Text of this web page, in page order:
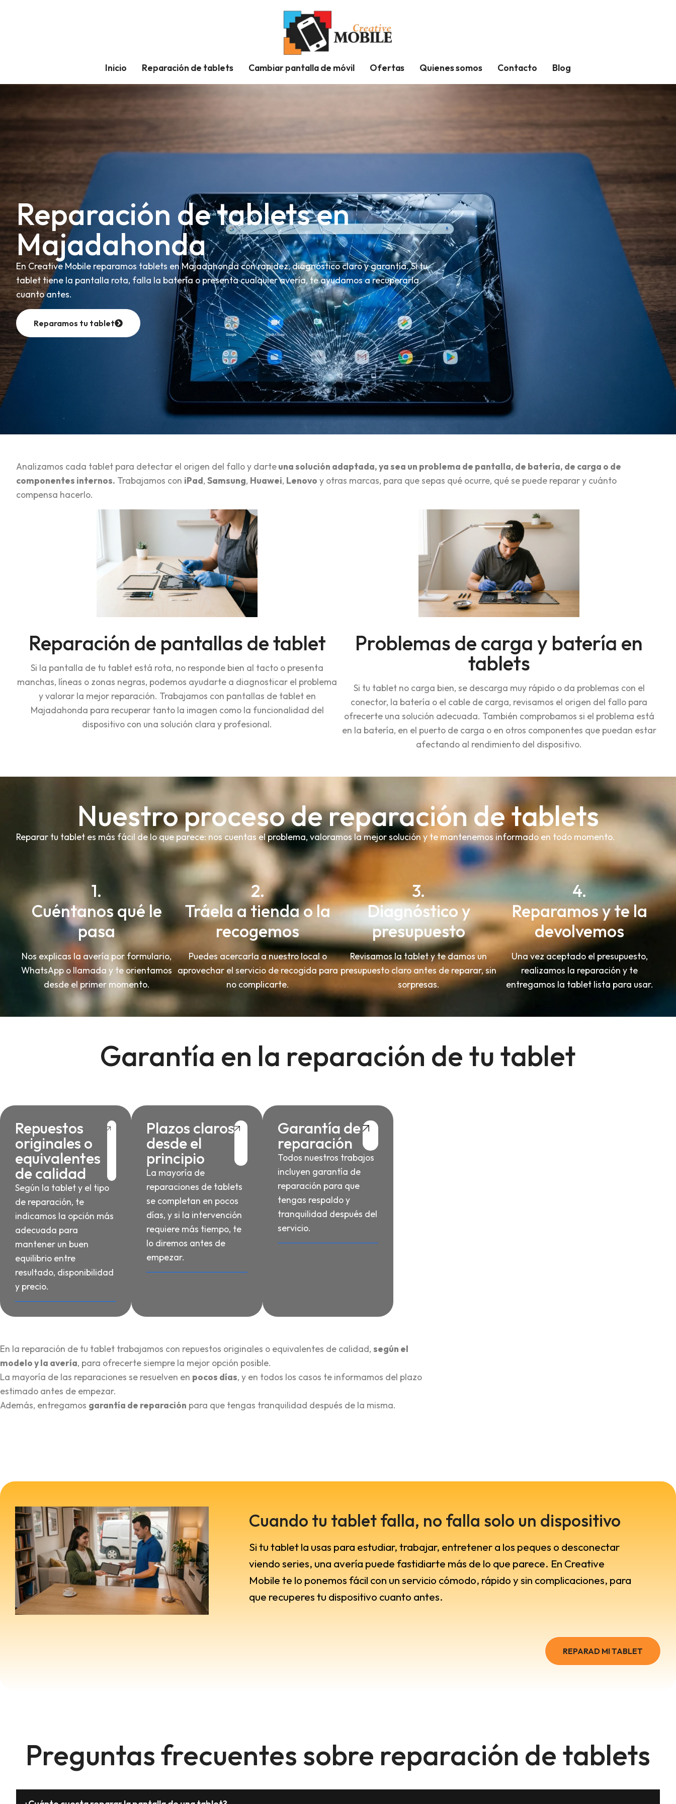
Inicio Reparación de tablets Cambiar pantalla de móvil Ofertas Quienes somos Contacto Blog
Reparación de tablets en
Majadahonda
En Creative Mobile reparamos tablets en Majadahonda con rapidez, diagnóstico claro y garantía. Si tu
tablet tiene la pantalla rota, falla la batería o presenta cualquier avería, te ayudamos a recuperarla
cuanto antes.
Reparamos tu tablet
Analizamos cada tablet para detectar el origen del fallo y darteuna solución adaptada, ya sea un problema de pantalla, de batería, de carga o de
componentes internos. Trabajamos con iPad, Samsung, Huawei, Lenovo y otras marcas, para que sepas qué ocurre, qué se puede reparar y cuánto
compensa hacerlo.
Reparación de pantallas de tablet
Si la pantalla de tu tablet está rota, no responde bien al tacto o presenta
manchas, líneas o zonas negras, podemos ayudarte a diagnosticar el problema
y valorar la mejor reparación. Trabajamos con pantallas de tablet en
Majadahonda para recuperar tanto la imagen como la funcionalidad del
dispositivo con una solución clara y profesional.
Problemas de carga y batería en
tablets
Si tu tablet no carga bien, se descarga muy rápido o da problemas con el
conector, la batería o el cable de carga, revisamos el origen del fallo para
ofrecerte una solución adecuada. También comprobamos si el problema está
en la batería, en el puerto de carga o en otros componentes que puedan estar
afectando al rendimiento del dispositivo.
Nuestro proceso de reparación de tablets
Reparar tu tablet es más fácil de lo que parece: nos cuentas el problema, valoramos la mejor solución y te mantenemos informado en todo momento.
1.
Cuéntanos qué le
pasa
Nos explicas la avería por formulario,
WhatsApp o llamada y te orientamos
desde el primer momento.
2.
Tráela a tienda o la
recogemos
Puedes acercarla a nuestro local o
aprovechar el servicio de recogida para
no complicarte.
3.
Diagnóstico y
presupuesto
Revisamos la tablet y te damos un
presupuesto claro antes de reparar, sin
sorpresas.
4.
Reparamos y te la
devolvemos
Una vez aceptado el presupuesto,
realizamos la reparación y te
entregamos la tablet lista para usar.
Garantía en la reparación de tu tablet
Repuestos
originales o
equivalentes
de calidad
Según la tablet y el tipo
de reparación, te
indicamos la opción más
adecuada para
mantener un buen
equilibrio entre
resultado, disponibilidad
y precio.
Plazos claros
desde el
principio
La mayoría de
reparaciones de tablets
se completan en pocos
días, y si la intervención
requiere más tiempo, te
lo diremos antes de
empezar.
Garantía de
reparación
Todos nuestros trabajos
incluyen garantía de
reparación para que
tengas respaldo y
tranquilidad después del
servicio.
En la reparación de tu tablet trabajamos con repuestos originales o equivalentes de calidad, según el
modelo y la avería, para ofrecerte siempre la mejor opción posible.
La mayoría de las reparaciones se resuelven en pocos días, y en todos los casos te informamos del plazo
estimado antes de empezar.
Además, entregamos garantía de reparación para que tengas tranquilidad después de la misma.
Cuando tu tablet falla, no falla solo un dispositivo
Si tu tablet la usas para estudiar, trabajar, entretener a los peques o desconectar
viendo series, una avería puede fastidiarte más de lo que parece. En Creative
Mobile te lo ponemos fácil con un servicio cómodo, rápido y sin complicaciones, para
que recuperes tu dispositivo cuanto antes.
REPARAD MI TABLET
Preguntas frecuentes sobre reparación de tablets